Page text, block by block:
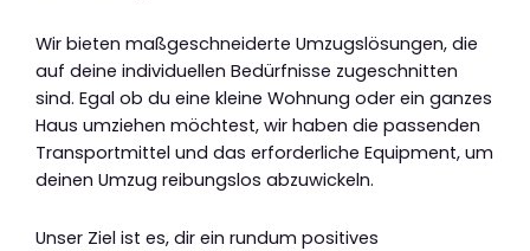
Wir bieten maßgeschneiderte Umzugslösungen, die
auf deine individuellen Bedürfnisse zugeschnitten
sind. Egal ob du eine kleine Wohnung oder ein ganzes
Haus umziehen möchtest, wir haben die passenden
Transportmittel und das erforderliche Equipment, um
deinen Umzug reibungslos abzuwickeln.
Unser Ziel ist es, dir ein rundum positives